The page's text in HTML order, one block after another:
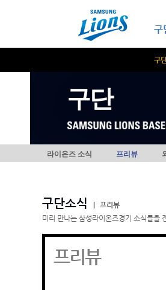
구
구
구단
라이온즈 소식 프리뷰
구단소식
프리뷰
미리 만나는 삼성라이온즈경기 소식들을
프리뷰